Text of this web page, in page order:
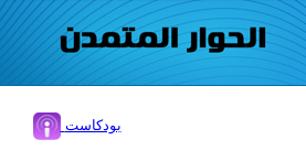
بودكاست